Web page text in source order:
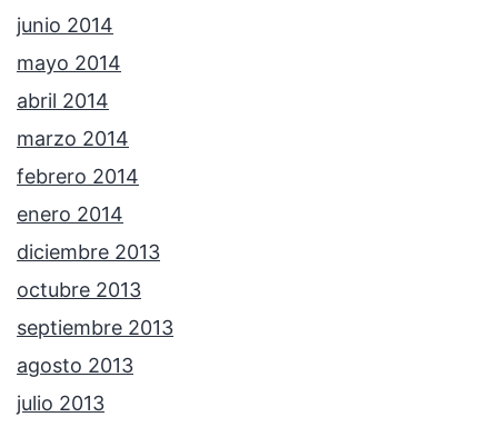
junio 2014
mayo 2014
abril 2014
marzo 2014
febrero 2014
enero 2014
diciembre 2013
octubre 2013
septiembre 2013
agosto 2013
julio 2013